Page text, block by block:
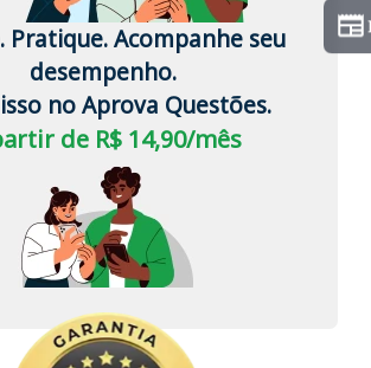
Pratique. Acompanhe seu
desempenho.
no Aprova Questões.
de R$ 14,90/mês